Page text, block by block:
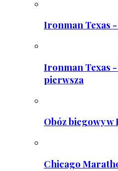
Ironman Texas
Ironman Texas
pierwsza
Obóz biegowy w
Chicago